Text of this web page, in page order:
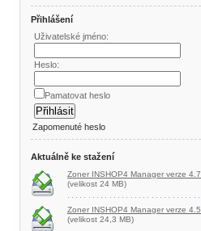
Přihlášení
Uživatelské jméno:
Heslo:
Pamatovat heslo
Zapomenuté heslo
Aktuálně ke stažení
Zoner INSHOP4 Manager verze 4.7
(velikost 24 MB)
Zoner INSHOP4 Manager verze 4.5
(velikost 24,3 MB)